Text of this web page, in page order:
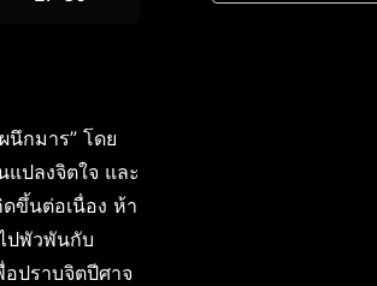
นึกมาร” โดย
ปลงจิตใจ และ
ขึ้นต่อเนื่อง ห้า
ปพัวพันกับ
ปราบจิตปีศาจ